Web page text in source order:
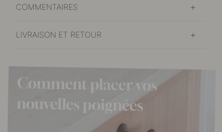
COMMENTAIRES
LIVRAISON ET RETOUR